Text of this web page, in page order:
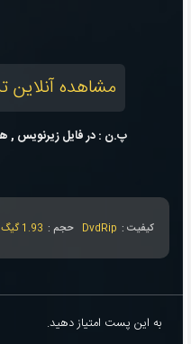
مشاهده آنلاین
پ.ن : در فایل زیرنویس , هر ۲ زبان فارسی و آلمانی قرار
کیفیت : DvdRip حجم : 1.93 گیگ
به این پست امتیاز دهید.